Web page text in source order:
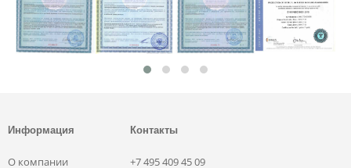
Информация
О компании
Контакты
+7 495 409 45 09